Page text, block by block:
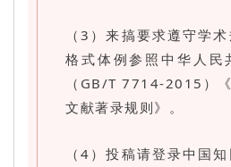
（3）来搞要求遵守学
格式体例参照中华人民
（GB/T 7714-2015）
文献著录规则》。
（4）投稿请登录中国